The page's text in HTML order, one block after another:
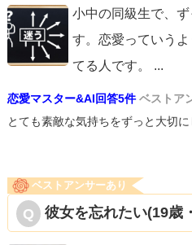
小中の同級生で、
す。恋愛っていう
てる人です。 ...
恋愛マスター&AI回答5件 ベストア
とても素敵な気持ちをずっと大切に
ベストアンサーあり
彼女を忘れたい(19歳